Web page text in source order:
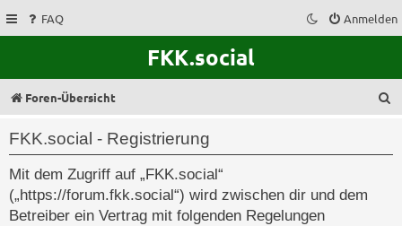
FAQ Anmelden
FKK.social
Foren-Übersicht
FKK.social - Registrierung
Mit dem Zugriff auf „FKK.social“
(„https://forum.fkk.social“) wird zwischen dir und dem
Betreiber ein Vertrag mit folgenden Regelungen